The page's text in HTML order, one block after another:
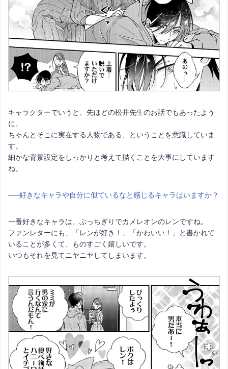
キャラクターでいうと、先ほどの松井先生のお話でもあったよう
に、
ちゃんとそこに実在する人物である、ということを意識していま
す。
細かな背景設定をしっかりと考えて描くことを大事にしています
ね。
――好きなキャラや自分に似ているなと感じるキャラはいますか？
一番好きなキャラは、ぶっちぎりでカメレオンのレンですね。
ファンレターにも、「レンが好き！」「かわいい！」と書かれて
いることが多くて、ものすごく嬉しいです。
いつもそれを見てニヤニヤしてしまいます。